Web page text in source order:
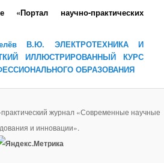
научно-практических
В.Ю. ЭЛЕКТРОТЕХНИКА И
ИЛЛЮСТРИРОВАННЫЙ КУРС
ОБРАЗОВАНИЯ
журнал «Современные научные
и инновации».